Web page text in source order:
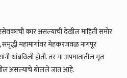
कार असल्याची देखील माहिती समोर
महामार्गावर मेहकरजवळ नागपूर
थांबविली होती. तर या अपघातातील मृत
असल्याचे बोलले जात आहे.